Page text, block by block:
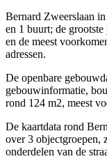
Bernard Zweerslaan
en 1 buurt; de
en de meest
adressen.
De openbare
gebouwinformatie,
rond 124 m2, meest
De kaartdata rond
over 3 objectgroepen,
onderdelen van de